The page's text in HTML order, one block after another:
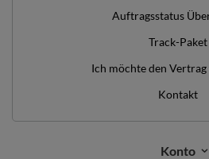
Auftragsstatus
Track-Paket
Ich möchte den
Kontakt
Konto